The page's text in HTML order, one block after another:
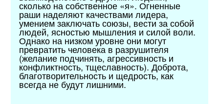
сколько на собственное «я». Огненные
раши наделяют качествами лидера,
умением заключать союзы, вести за собой
людей, ясностью мышления и силой воли.
Однако на низком уровне они могут
превратить человека в разрушителя
(желание подчинять, агрессивность и
конфликтность, тщеславность). Доброта,
благотворительность и щедрость, как
всегда не будут лишними.